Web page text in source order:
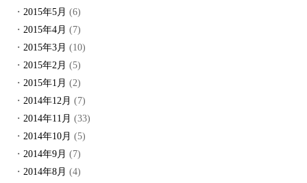
2015年5月 (6)
2015年4月 (7)
2015年3月 (10)
2015年2月 (5)
2015年1月 (2)
2014年12月 (7)
2014年11月 (33)
2014年10月 (5)
2014年9月 (7)
2014年8月 (4)